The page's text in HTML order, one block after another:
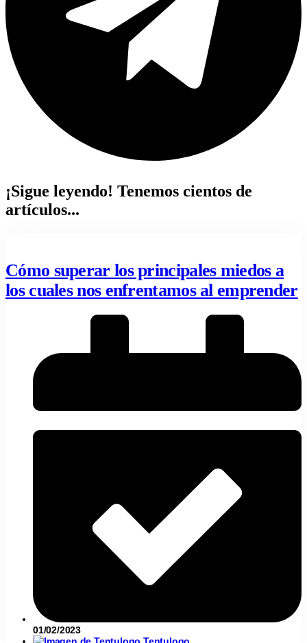
¡Sigue leyendo! Tenemos cientos de
artículos...
Cómo superar los principales miedos a
los cuales nos enfrentamos al emprender
01/02/2023